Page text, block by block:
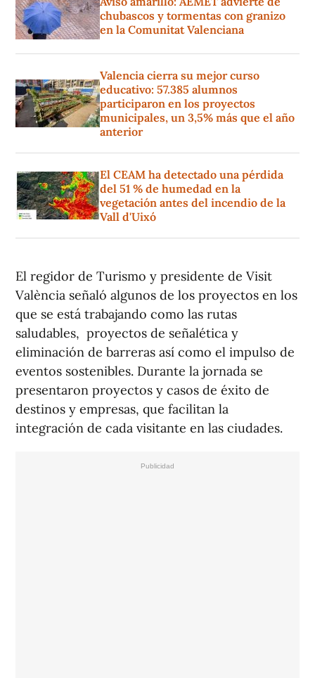
chubascos y tormentas con granizo
en la Comunitat Valenciana
Valencia cierra su mejor curso
educativo: 57.385 alumnos
participaron en los proyectos
municipales, un 3,5% más que el año
anterior
El CEAM ha detectado una pérdida
del 51 % de humedad en la
vegetación antes del incendio de la
Vall d'Uixó
El regidor de Turismo y presidente de Visit
València señaló algunos de los proyectos en los
que se está trabajando como las rutas
saludables, proyectos de señalética y
eliminación de barreras así como el impulso de
eventos sostenibles. Durante la jornada se
presentaron proyectos y casos de éxito de
destinos y empresas, que facilitan la
integración de cada visitante en las ciudades.